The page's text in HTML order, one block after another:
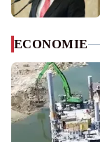
ECONOMIE